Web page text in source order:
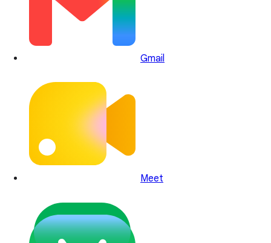
Gmail
Meet